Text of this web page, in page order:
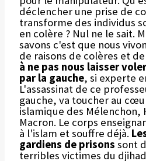
déclencher une prise de
transforme des individus
en colère ? Nul ne le sait.
savons c'est que nous
de raisons de colères et
à ne pas nous laisser
par la gauche, si experte
L'assassinat de ce
gauche, va toucher au
islamique des Mélenchon,
Macron. Le corps
à l'islam et souffre déjà.
gardiens de prisons sont
terribles victimes du